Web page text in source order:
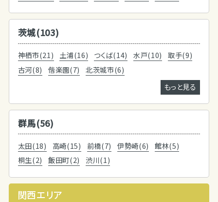
茨城(103)
神栖市(21) 土浦(16) つくば(14) 水戸(10)
取手(9)
古河(8)
偕楽園(7)
北茨城市(6)
もっと見る
群馬(56)
太田(18) 高崎(15) 前橋(7) 伊勢崎(6)
館林(5)
桐生(2)
飯田町(2) 渋川(1)
関西エリア